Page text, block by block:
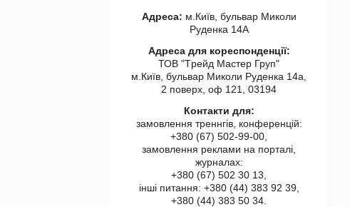
Адреса: м.Київ, бульвар Миколи
Руденка 14А
Адреса для кореспонденції:
ТОВ "Tрейд Мастер Груп"
м.Київ, бульвар Миколи Руденка 14а,
2 поверх, оф 121, 03194
Контакти для:
замовлення треннгів, конференцій:
+380 (67) 502-99-00,
замовлення реклами на порталі,
журналах:
+380 (67) 502 30 13,
інші питання: +380 (44) 383 92 39,
+380 (44) 383 50 34.